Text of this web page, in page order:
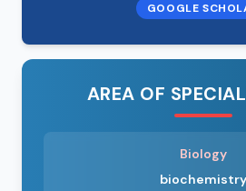
GOOGLE
AREA OF
Biology
biochemistry